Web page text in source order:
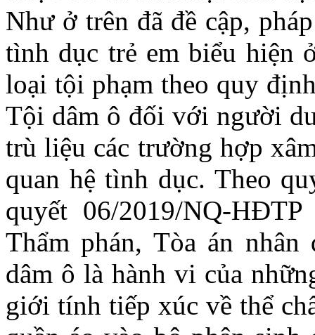
Như ở trên đã đề cập,
tình dục trẻ em biểu hiện
loại tội phạm theo quy
Tội dâm ô đối với người
trù liệu các trường hợp
quan hệ tình dục. Theo
quyết 06/2019/NQ-
Thẩm phán, Tòa án
dâm ô là hành vi của
giới tính tiếp xúc về thể